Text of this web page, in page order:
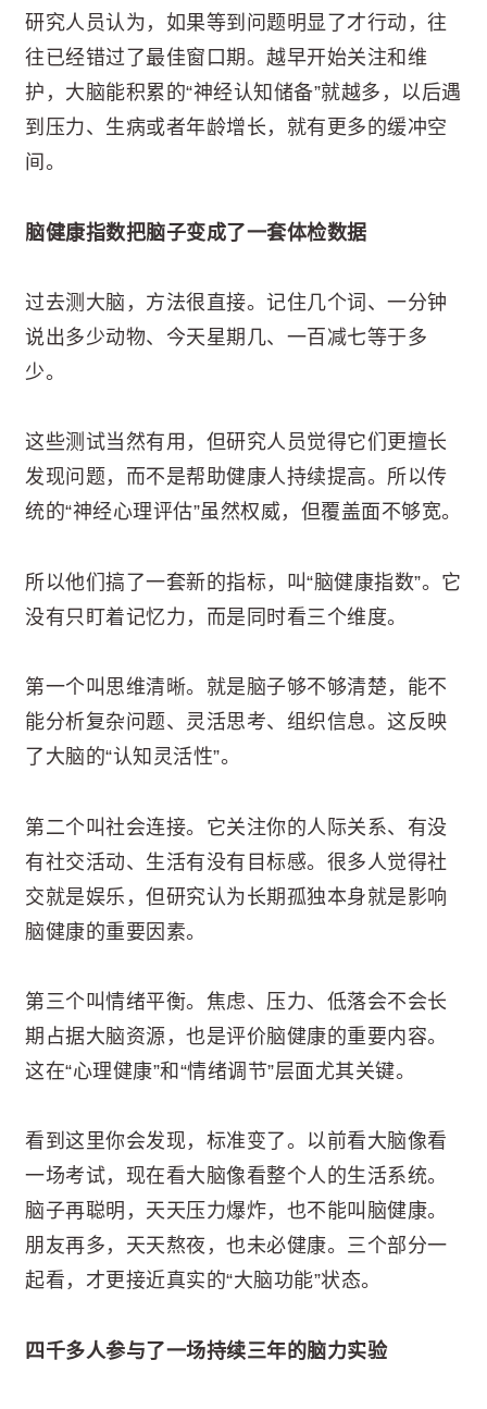
研究人员认为，如果等到问题明显了才行动，往
往已经错过了最佳窗口期。越早开始关注和维
护，大脑能积累的“神经认知储备”就越多，以后遇
到压力、生病或者年龄增长，就有更多的缓冲空
间。
脑健康指数把脑子变成了一套体检数据
过去测大脑，方法很直接。记住几个词、一分钟
说出多少动物、今天星期几、一百减七等于多
少。
这些测试当然有用，但研究人员觉得它们更擅长
发现问题，而不是帮助健康人持续提高。所以传
统的“神经心理评估”虽然权威，但覆盖面不够宽。
所以他们搞了一套新的指标，叫“脑健康指数”。它
没有只盯着记忆力，而是同时看三个维度。
第一个叫思维清晰。就是脑子够不够清楚，能不
能分析复杂问题、灵活思考、组织信息。这反映
了大脑的“认知灵活性”。
第二个叫社会连接。它关注你的人际关系、有没
有社交活动、生活有没有目标感。很多人觉得社
交就是娱乐，但研究认为长期孤独本身就是影响
脑健康的重要因素。
第三个叫情绪平衡。焦虑、压力、低落会不会长
期占据大脑资源，也是评价脑健康的重要内容。
这在“心理健康”和“情绪调节”层面尤其关键。
看到这里你会发现，标准变了。以前看大脑像看
一场考试，现在看大脑像看整个人的生活系统。
脑子再聪明，天天压力爆炸，也不能叫脑健康。
朋友再多，天天熬夜，也未必健康。三个部分一
起看，才更接近真实的“大脑功能”状态。
四千多人参与了一场持续三年的脑力实验